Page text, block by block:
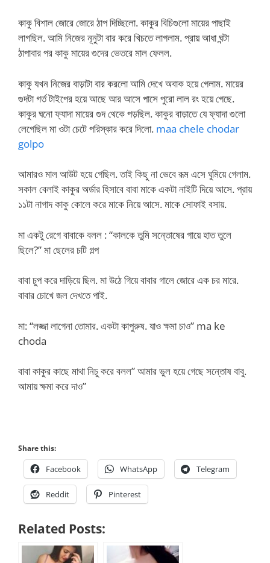
কাকু বিশাল জোরে জোরে ঠাপ দিচ্ছিলো. কাকুর বিচিগুলো মায়ের পাছাই
লাগছিল. আমি নিজের নূনুটা বার করে খিচতে লাগলাম. প্রায় আধা ঘন্টা
ঠাপাবার পর কাকু মায়ের গুদের ভেতরে মাল ফেলল.
কাকু যখন নিজের বাড়াটা বার করলো আমি দেখে অবাক হয়ে গেলাম. মায়ের
গুদটা গর্ত টাইপের হয়ে আছে আর আসে পাসে পুরো লাল রং হয়ে গেছে.
কাকুর ঘনো ফ্যাদা মায়ের গুদ থেকে পড়ছিল. কাকুর বাড়াতে যে ফ্যাদা গুলো
লেগেছিল মা ওটা চেটে পরিস্কার করে দিলো. maa chele chodar
golpo
আমারও মাল আউট হয়ে গেছিল. তাই কিছু না ভেবে রূম এসে ঘুমিয়ে গেলাম.
সকাল বেলাই কাকুর অর্ডার হিসাবে বাবা মাকে একটা নাইটি দিয়ে আসে. প্রায়
১১টা নাগাদ কাকু কোলে করে মাকে নিয়ে আসে. মাকে সোফাই বসায়.
মা একটু রেগে বাবাকে বলল : “কালকে তুমি সন্তোষের গায়ে হাত তুলে
ছিলে?” মা ছেলের চটি গল্প
বাবা চুপ করে দাড়িয়ে ছিল. মা উঠে গিয়ে বাবার গালে জোরে এক চর মারে.
বাবার চোখে জল দেখতে পাই.
মা: “লজ্জা লাগেনা তোমার. একটা কাপুরুষ. যাও ক্ষমা চাও” ma ke
choda
বাবা কাকুর কাছে মাথা নিচু করে বলল” আমার ভুল হয়ে গেছে সন্তোষ বাবু.
আমায় ক্ষমা করে দাও”
Share this:
Facebook WhatsApp Telegram
Reddit Pinterest
Related Posts: